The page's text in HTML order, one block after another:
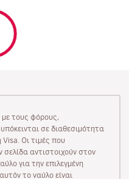
τους φόρους,
σε διαθεσιμότητα
Οι τιμές που
σελίδα αντιστοιχούν στον
για την επιλεγμένη
το ναύλο είναι